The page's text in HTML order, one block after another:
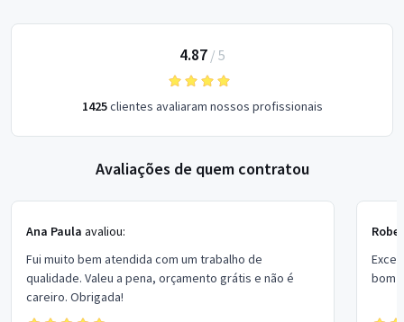
4.87/ 5
1425clientes avaliaram nossos profissionais
Avaliações de quem contratou
Ana Paula avaliou:
Fui muito bem atendida com um trabalho de
qualidade. Valeu a pena, orçamento grátis e não é
careiro. Obrigada!
bom